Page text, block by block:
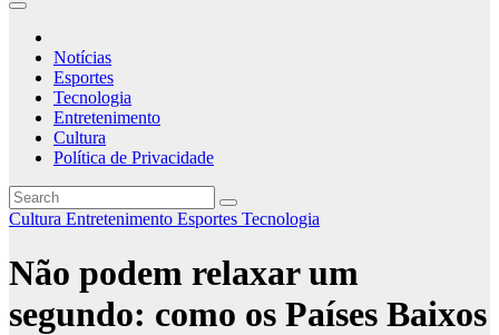
Notícias
Esportes
Tecnologia
Entretenimento
Cultura
Política de Privacidade
Cultura Entretenimento Esportes Tecnologia
Não podem relaxar um
segundo: como os Países Baixos